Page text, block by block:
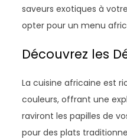
saveurs exotiques à
opter pour un menu
Découvrez les
La cuisine africaine est
couleurs, offrant une
raviront les papilles de
pour des plats